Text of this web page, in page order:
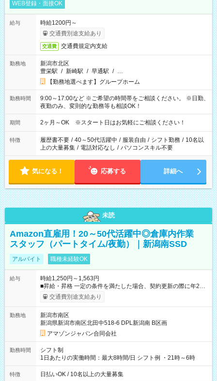
WEB登録・面接OK
給与
時給1200円～
交通費別途支給あり
交通費 交通費規定内支給
勤務地
新潟市北区
豊栄駅 / 新崎駅 / 早通駅 / …
【勤務地選べます】グループホーム
勤務時間
9:00～17:00など ※ご希望の時間帯をご相談ください。 ※日勤、
夜勤のみ、変則的な勤務等も相談OK！
期間 2ヶ月～OK ※スタート日はお気軽にご相談ください！
特徴 履歴書不要 / 40～50代活躍中 / 服装自由 / シフト勤務 / 10名以
上の大量募集 / 電話対応なし / パソコンスキル不要
気になる！ 応募する 詳細へ
未読
Amazon直雇用！20～50代活躍中◎倉庫内作業
スタッフ（パートタイム/夜勤）｜新潟南SSD
アルバイト 職種未経験OK
給与
時給1,250円～1,563円
■昇給・昇格 一定の条件を満たした場合、契約更新の際に年2回
まで昇給の機会があります。 ■正社員登用制度あり ※月末締/翌
月25日支払い ※時間外手当、別途支給 ※深夜割増賃金 (22:00～
☆Amazon直雇用で安定して働けます！ 【試用期間】試用期間
あり 試用期間の長さ：1週間 雇用形態、給与は本採用時と同じ
です。
交通費別途支給あり
勤務地
新潟市南区
新潟県新潟市南区北田中518-6 DPL新潟南 B区画
アマゾンジャパン合同会社
勤務時間
シフト制
1日あたりの実働時間：最大8時間/日 シフト例 ・21時～6時
特徴 日払いOK / 10名以上の大量募集